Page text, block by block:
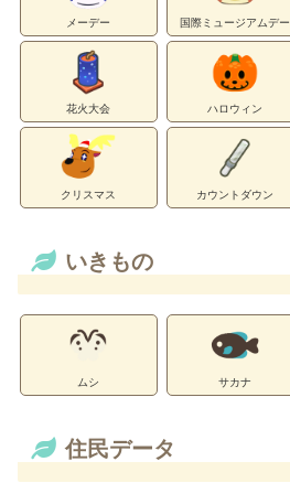
メーデー 国際ミュージアムデー
花火大会 ハロウィン
クリスマス カウントダウン
いきもの
ムシ サカナ
住民データ